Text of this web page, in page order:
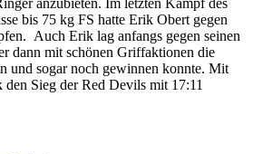
anzubieten. Im letzten Kampf des
bis 75 kg FS hatte Erik Obert gegen
Auch Erik lag anfangs gegen seinen
dann mit schönen Griffaktionen die
und sogar noch gewinnen konnte. Mit
Sieg der Red Devils mit 17:11